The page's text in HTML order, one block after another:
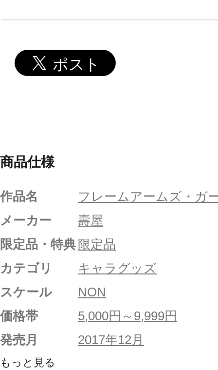
商品仕様
作品名
フレームアームズ・ガ
メーカー
壽屋
限定品・特典 限定品
カテゴリ
キャラグッズ
スケール
NON
価格帯
5,000円～9,999円
発売月
2017年12月
もっと見る